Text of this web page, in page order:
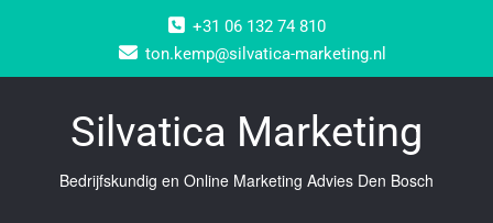
+31 06 132 74 810
ton.kemp@silvatica-marketing.nl
Silvatica Marketing
Bedrijfskundig en Online Marketing Advies Den Bosch